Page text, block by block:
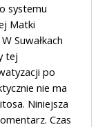
systemu
Matki
Suwałkach
tej
po
nie ma
Niniejsza
Czas